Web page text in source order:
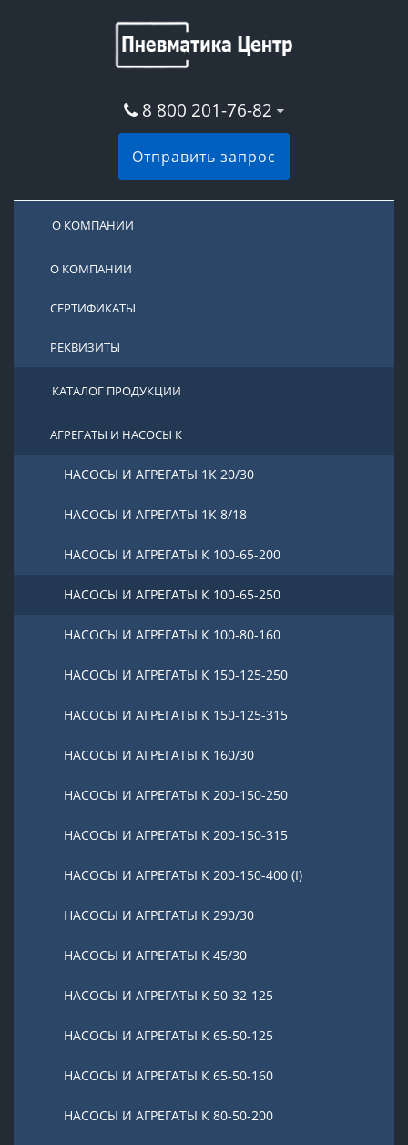
8 800 201-76-82
Отправить запрос
О КОМПАНИИ
О КОМПАНИИ
СЕРТИФИКАТЫ
РЕКВИЗИТЫ
КАТАЛОГ ПРОДУКЦИИ
АГРЕГАТЫ И НАСОСЫ К
НАСОСЫ И АГРЕГАТЫ 1К 20/30
НАСОСЫ И АГРЕГАТЫ 1К 8/18
НАСОСЫ И АГРЕГАТЫ К 100-65-200
НАСОСЫ И АГРЕГАТЫ К 100-65-250
НАСОСЫ И АГРЕГАТЫ К 100-80-160
НАСОСЫ И АГРЕГАТЫ К 150-125-250
НАСОСЫ И АГРЕГАТЫ К 150-125-315
НАСОСЫ И АГРЕГАТЫ К 160/30
НАСОСЫ И АГРЕГАТЫ К 200-150-250
НАСОСЫ И АГРЕГАТЫ К 200-150-315
НАСОСЫ И АГРЕГАТЫ К 200-150-400 (I)
НАСОСЫ И АГРЕГАТЫ К 290/30
НАСОСЫ И АГРЕГАТЫ К 45/30
НАСОСЫ И АГРЕГАТЫ К 50-32-125
НАСОСЫ И АГРЕГАТЫ К 65-50-125
НАСОСЫ И АГРЕГАТЫ К 65-50-160
НАСОСЫ И АГРЕГАТЫ К 80-50-200